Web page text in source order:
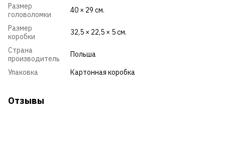
Размер
головоломки
40 × 29 см.
Размер
коробки
32,5 × 22,5 × 5 см.
Страна
производитель
Польша
Упаковка
Картонная коробка
Отзывы